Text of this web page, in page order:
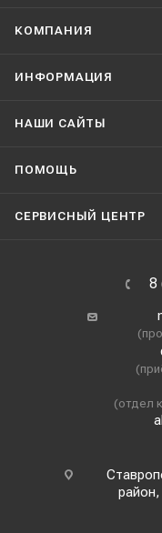
КОМПАНИЯ
ИНФОРМАЦИЯ
НАШИ CАЙТЫ
ПОМОЩЬ
СЕРВИСНЫЙ ЦЕНТР
8
(отдел
район,